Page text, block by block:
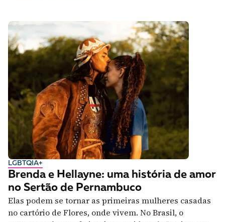
LGBTQIA+
Brenda e Hellayne: uma história de amor
no Sertão de Pernambuco
Elas podem se tornar as primeiras mulheres casadas
no cartório de Flores, onde vivem. No Brasil, o